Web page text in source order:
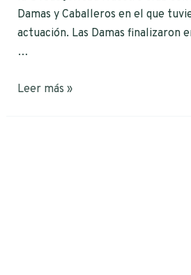
Damas y Caballeros en el que
actuación. Las Damas finalizaron
…
Leer más »